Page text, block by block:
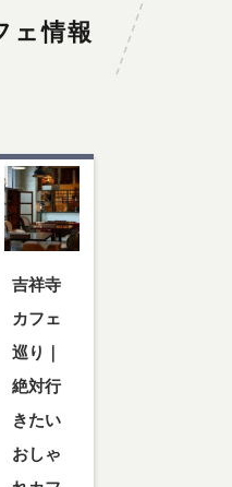
ェ情報
吉祥寺
カフェ
巡り｜
絶対行
きたい
おしゃ